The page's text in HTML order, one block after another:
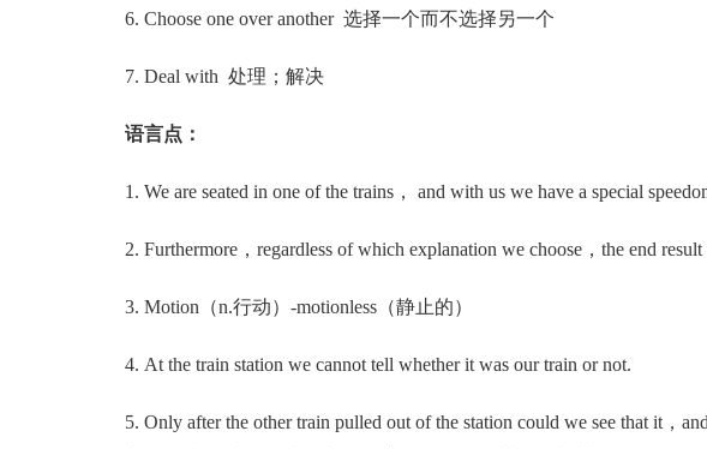
6. Choose one over another 选择一个而不选择另一个
7. Deal with 处理；解决
语言点：
1. We are seated in one of the trains， and with us we have a special
2. Furthermore，regardless of which explanation we choose，the end result
3. Motion（n.行动）-motionless（静止的）
4. At the train station we cannot tell whether it was our train or not.
5. Only after the other train pulled out of the station could we see that it，